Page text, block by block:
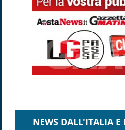
NEWS DALL'ITALIA